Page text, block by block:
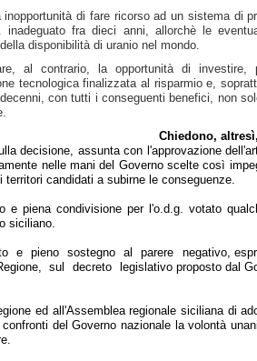
di fare ricorso ad un sistema di
inadeguato fra dieci anni, allorchè le
disponibilità di uranio nel mondo.
al contrario, la opportunità di
tecnologica finalizzata al risparmio e,
con tutti i conseguenti benefici, non
Chiedono,
decisione, assunta con l'approvazione
nelle mani del Governo scelte così
territori candidati a subirne le conseguenze.
e piena condivisione per l'o.d.g. votato
siciliano.
e pieno sostegno al parere negativo,
sul decreto legislativo proposto dal
ed all'Assemblea regionale siciliana di
del Governo nazionale la volontà